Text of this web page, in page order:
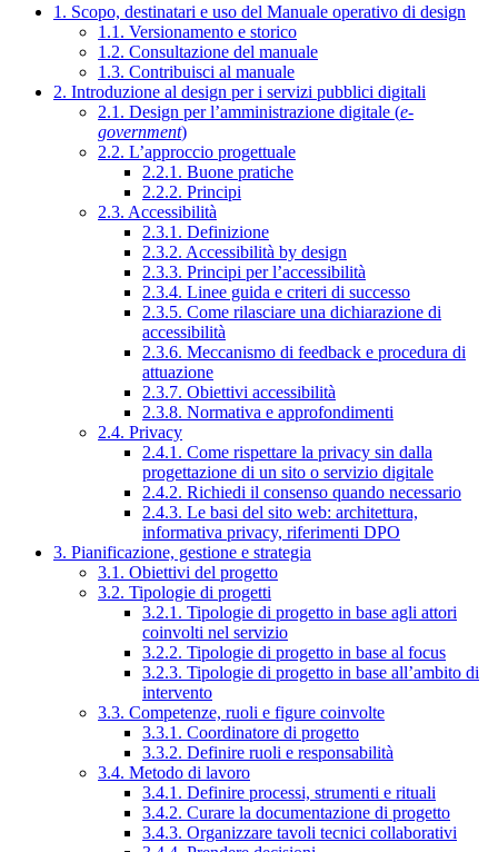
1. Scopo, destinatari e uso del Manuale operativo di design
1.1. Versionamento e storico
1.2. Consultazione del manuale
1.3. Contribuisci al manuale
2. Introduzione al design per i servizi pubblici digitali
2.1. Design per l’amministrazione digitale (e-
government)
2.2. L’approccio progettuale
2.2.1. Buone pratiche
2.2.2. Principi
2.3. Accessibilità
2.3.1. Definizione
2.3.2. Accessibilità by design
2.3.3. Principi per l’accessibilità
2.3.4. Linee guida e criteri di successo
2.3.5. Come rilasciare una dichiarazione di
accessibilità
2.3.6. Meccanismo di feedback e procedura di
attuazione
2.3.7. Obiettivi accessibilità
2.3.8. Normativa e approfondimenti
2.4. Privacy
2.4.1. Come rispettare la privacy sin dalla
progettazione di un sito o servizio digitale
2.4.2. Richiedi il consenso quando necessario
2.4.3. Le basi del sito web: architettura,
informativa privacy, riferimenti DPO
3. Pianificazione, gestione e strategia
3.1. Obiettivi del progetto
3.2. Tipologie di progetti
3.2.1. Tipologie di progetto in base agli attori
coinvolti nel servizio
3.2.2. Tipologie di progetto in base al focus
3.2.3. Tipologie di progetto in base all’ambito di
intervento
3.3. Competenze, ruoli e figure coinvolte
3.3.1. Coordinatore di progetto
3.3.2. Definire ruoli e responsabilità
3.4. Metodo di lavoro
3.4.1. Definire processi, strumenti e rituali
3.4.2. Curare la documentazione di progetto
3.4.3. Organizzare tavoli tecnici collaborativi